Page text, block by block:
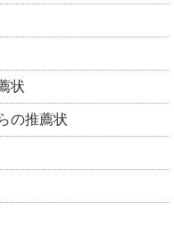
状
の推薦状